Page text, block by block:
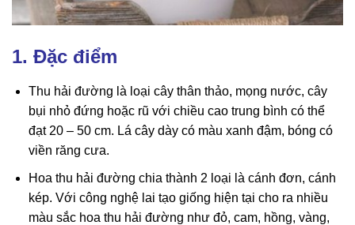
1. Đặc điểm
Thu hải đường là loại cây thân thảo, mọng nước, cây
bụi nhỏ đứng hoặc rũ với chiều cao trung bình có thể
đạt 20 – 50 cm. Lá cây dày có màu xanh đậm, bóng có
viền răng cưa.
Hoa thu hải đường chia thành 2 loại là cánh đơn, cánh
kép. Với công nghệ lai tạo giống hiện tại cho ra nhiều
màu sắc hoa thu hải đường như đỏ, cam, hồng, vàng,